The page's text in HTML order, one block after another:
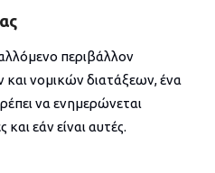
περιβάλλον
νομικών διατάξεων, ένα
να ενημερώνεται
εάν είναι αυτές.